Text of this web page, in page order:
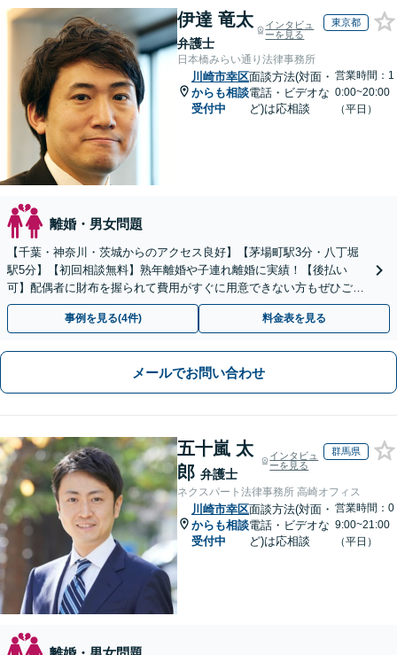
伊達 竜太
弁護士
インタビュ
ーを見る
東京都
日本橋みらい通り法律事務所
川崎市幸区
からも相談
受付中
面談方法(対面・
電話・ビデオな
ど)は応相談
営業時間：1
0:00~20:00
（平日）
離婚・男女問題
【千葉・神奈川・茨城からのアクセス良好】【茅場町駅3分・八丁堀
駅5分】【初回相談無料】熟年離婚や子連れ離婚に実績！【後払い
可】配偶者に財布を握られて費用がすぐに用意できない方もぜひご相
談ください。子の連れ去りや婚姻費用の請求も直ちに対応。
事例を見る(4件) 料金表を見る
メールでお問い合わせ
五十嵐 太
郎 弁護士
インタビュ
ーを見る
群馬県
ネクスパート法律事務所 高崎オフィス
川崎市幸区
からも相談
受付中
面談方法(対面・
電話・ビデオな
ど)は応相談
営業時間：0
9:00~21:00
（平日）